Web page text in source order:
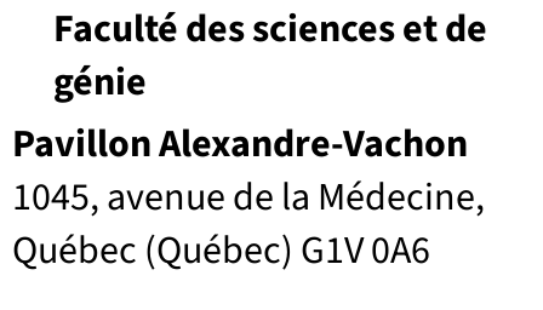
Pavillon Alexandre-Vachon
1045, avenue de la Médecine,
Québec (Québec) G1V 0A6
Faculté des sciences et de
génie